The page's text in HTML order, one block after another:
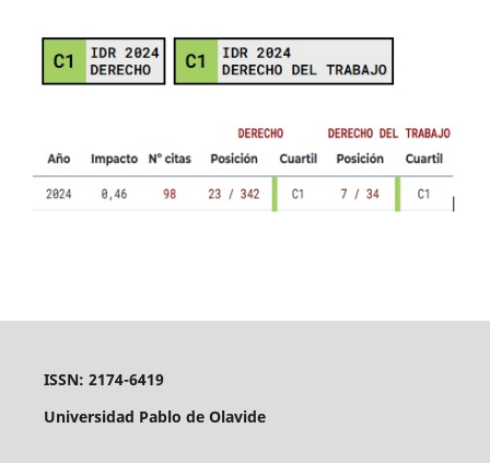
ISSN: 2174-6419
Universidad Pablo de Olavide